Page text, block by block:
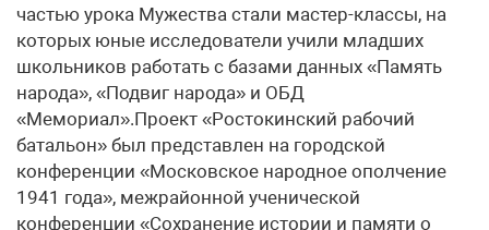
частью урока Мужества стали мастер-классы, на
которых юные исследователи учили младших
школьников работать с базами данных «Память
народа», «Подвиг народа» и ОБД
«Мемориал».Проект «Ростокинский рабочий
батальон» был представлен на городской
конференции «Московское народное ополчение
1941 года», межрайонной ученической
конференции «Сохранение истории и памяти о